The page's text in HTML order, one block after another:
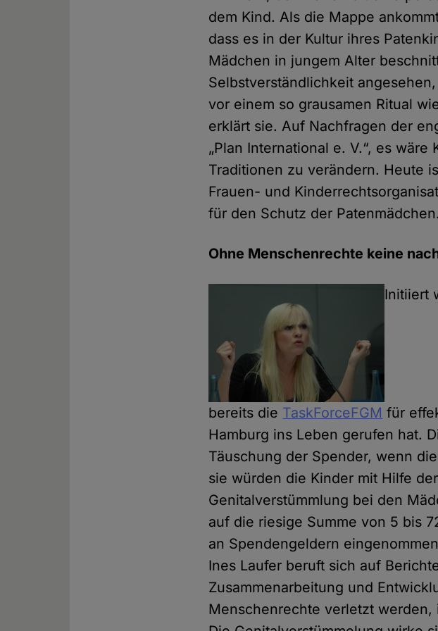
dem Kind. Als die Mappe
dass es in der Kultur ihres
Mädchen in jungem Alter
Selbstverständlichkeit
vor einem so grausamen Ritual
erklärt sie. Auf Nachfragen der
„Plan International e. V.“, es
Traditionen zu verändern. Heute
Frauen- und
für den Schutz der Patenmädchen.
Ohne Menschenrechte keine
Initiiert
bereits die TaskForceFGM für
Hamburg ins Leben gerufen hat.
Täuschung der Spender, wenn
sie würden die Kinder mit Hilfe
Genitalverstümmlung bei den
auf die riesige Summe von 5 bis
an Spendengeldern
Ines Laufer beruft sich auf
Zusammenarbeitung und
Menschenrechte verletzt